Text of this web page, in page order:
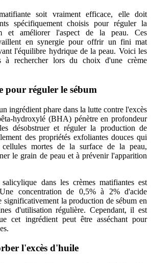
soit vraiment efficace, elle doit
spécifiquement choisis pour réguler la
et améliorer l'aspect de la peau. Ces
en synergie pour offrir un fini mat
l'équilibre hydrique de la peau. Voici les
à rechercher lors du choix d'une crème
pour réguler le sébum
ingrédient phare dans la lutte contre l'excès
hydroxylé (BHA) pénètre en profondeur
désobstruer et réguler la production de
des propriétés exfoliantes douces qui
mortes de la surface de la peau,
le grain de peau et à prévenir l'apparition
dans les crèmes matifiantes est
concentration de 0,5% à 2% d'acide
significativement la production de sébum en
d'utilisation régulière. Cependant, il est
cet ingrédient peut être asséchant pour
l'excès d'huile